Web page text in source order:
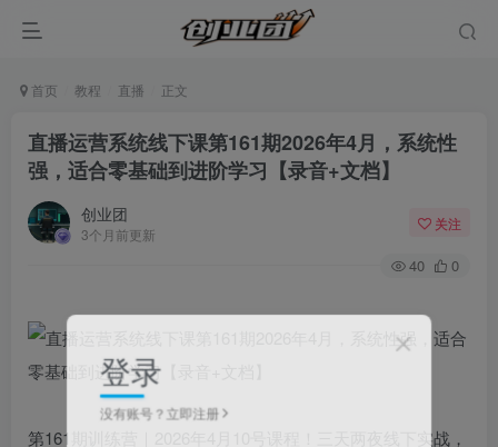
首页 教程 直播 正文
直播运营系统线下课第161期2026年4月，系统性
强，适合零基础到进阶学习【录音+文档】
创业团
3个月前更新
关注
40 0
第161期训练营｜2026年4月10号课程！三天两夜线下实战，
登录
没有账号？立即注册